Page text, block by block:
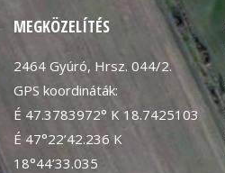
MEGKÖZELÍTÉS
2464 Gyúró, Hrsz. 044/2.
GPS koordináták:
É 47.3783972° K 18.7425103
É 47°22’42.236 K
18°44’33.035